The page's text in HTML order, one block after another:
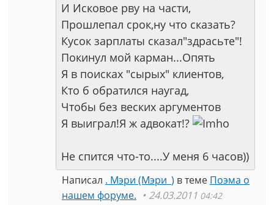
И Исковое рву на части,
Прошлепал срок,ну что сказать?
Кусок зарплаты сказал"здрасьте"!
Покинул мой карман...Опять
Я в поисках "сырых" клиентов,
Кто б обратился наугад,
Чтобы без веских аргументов
Я выиграл!Я ж адвокат!?
Не спится что-то....У меня 6 часов))
Написал . Мэри (Мэри_) в теме Поэма о
нашем форуме.
24.03.2011 04:42